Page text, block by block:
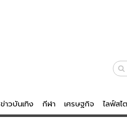
ข่าวบันเทิง กีฬา เศรษฐกิจ ไลฟ์สไ